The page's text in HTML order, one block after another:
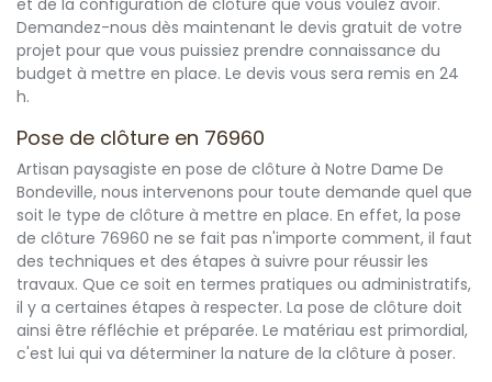
et de la configuration de clôture que vous voulez avoir.
Demandez-nous dès maintenant le devis gratuit de votre
projet pour que vous puissiez prendre connaissance du
budget à mettre en place. Le devis vous sera remis en 24
h.
Pose de clôture en 76960
Artisan paysagiste en pose de clôture à Notre Dame De
Bondeville, nous intervenons pour toute demande quel que
soit le type de clôture à mettre en place. En effet, la pose
de clôture 76960 ne se fait pas n'importe comment, il faut
des techniques et des étapes à suivre pour réussir les
travaux. Que ce soit en termes pratiques ou administratifs,
il y a certaines étapes à respecter. La pose de clôture doit
ainsi être réfléchie et préparée. Le matériau est primordial,
c'est lui qui va déterminer la nature de la clôture à poser.